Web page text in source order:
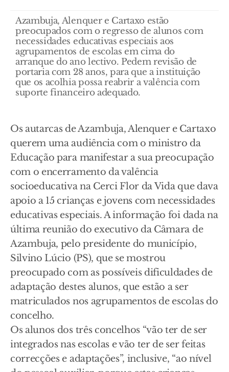
Azambuja, Alenquer e Cartaxo estão
preocupados com o regresso de alunos com
necessidades educativas especiais aos
agrupamentos de escolas em cima do
arranque do ano lectivo. Pedem revisão de
portaria com 28 anos, para que a instituição
que os acolhia possa reabrir a valência com
suporte financeiro adequado.
Os autarcas de Azambuja, Alenquer e Cartaxo
querem uma audiência com o ministro da
Educação para manifestar a sua preocupação
com o encerramento da valência
socioeducativa na Cerci Flor da Vida que dava
apoio a 15 crianças e jovens com necessidades
educativas especiais. A informação foi dada na
última reunião do executivo da Câmara de
Azambuja, pelo presidente do município,
Silvino Lúcio (PS), que se mostrou
preocupado com as possíveis dificuldades de
adaptação destes alunos, que estão a ser
matriculados nos agrupamentos de escolas do
concelho.
Os alunos dos três concelhos “vão ter de ser
integrados nas escolas e vão ter de ser feitas
correcções e adaptações”, inclusive, “ao nível